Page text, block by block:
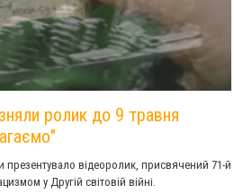
зняли ролик до 9 травня
презентувало відеоролик, присвячений 71-й
у Другій світовій війні.